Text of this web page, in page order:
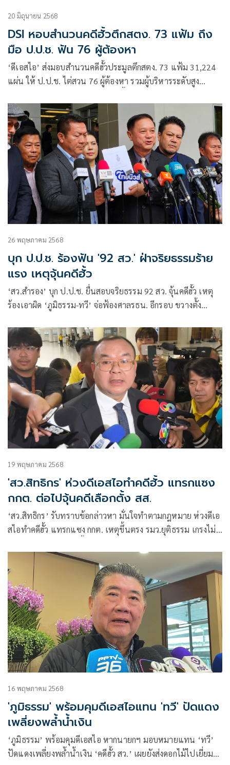
20 มิถุนายน 2568
DSI หอบสำนวนคดีฮั้วตึกสตง. 73 แฟ้ม ถึง
มือ ป.ป.ช. ฟัน 76 ผู้ต้องหา
‘ดีเอสไอ’ ส่งมอบสำนวนคดีฮั้วประมูลตึกสตง. 73 แฟ้ม 31,224
แผ่น ให้ ป.ป.ช. ไต่สวน 76 ผู้ต้องหา รวมผู้บริหารระดับสูง
26 พฤษภาคม 2568
บุก ป.ป.ช. ร้องฟัน '92 สว.' ฝ่าจริยธรรมร้าย
แรง เหตุจุ้นคดีฮั้ว
‘สว.สำรอง’ บุก ป.ป.ช. ยื่นสอบจริยธรรม 92 สว. จุ้นคดีฮั้ว เหตุ
ร้องเอาผิด ‘ภูมิธรรม-ทวี’ จ่อฟ้องศาลรธน. อีกรอบ ขวางตั้ง
19 พฤษภาคม 2568
'สว.สิทธิกร' ห่วงดีเอสไอทำคดีฮั้ว แทรกแซง
กกต. ต่อไปจุ้นคดีเลือกตั้ง สส.
‘สว.สิทธิกร’ รับทราบข้อกล่าวหา มั่นใจทำตามกฎหมาย ห่วงดีเอ
สไอทำคดีฮั้ว แทรกแซง กกต. เหตุขึ้นตรง รมว.ยุติธรรม เกรงไม่
16 พฤษภาคม 2568
'ภูมิธรรม' พร้อมคุมดีเอสไอแทน 'ทวี' ปัดแดง
เพลี่ยงพล้ำน้ำเงิน
‘ภูมิธรรม’ พร้อมคุมดีเอสไอ หากนายกฯ มอบหมายแทน ‘ทวี’
ปัดแดงเพลี่ยงพล้ำน้ำเงิน ‘คดีฮั้ว สว.’ เผยยังส่งดอกไม้ไปเยี่ยม